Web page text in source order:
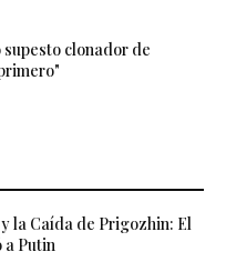
clonador de
la Caída de Prigozhin: El
a Putin